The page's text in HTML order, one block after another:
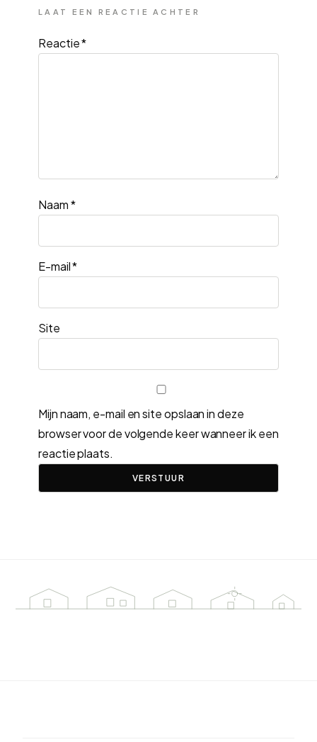
LAAT EEN REACTIE ACHTER
Reactie*
Naam*
E-mail*
Site
Mijn naam, e-mail en site opslaan in deze
browser voor de volgende keer wanneer ik een
reactie plaats.